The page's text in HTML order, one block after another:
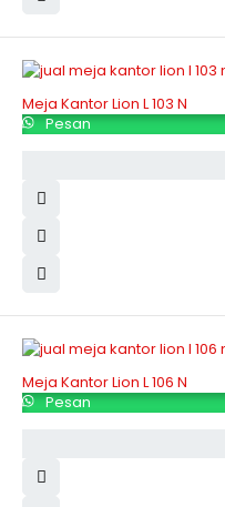
Meja Kantor Lion L 103 N
Pesan
Meja Kantor Lion L 106 N
Pesan